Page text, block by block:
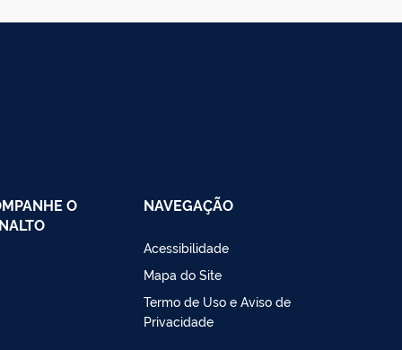
O
NAVEGAÇÃO
Acessibilidade
Mapa do Site
Termo de Uso e Aviso de
Privacidade